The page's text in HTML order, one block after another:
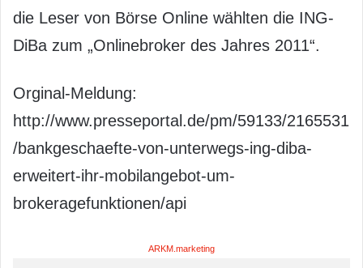
die Leser von Börse Online wählten die ING-
DiBa zum „Onlinebroker des Jahres 2011“.
Orginal-Meldung:
http://www.presseportal.de/pm/59133/2165531
/bankgeschaefte-von-unterwegs-ing-diba-
erweitert-ihr-mobilangebot-um-
brokeragefunktionen/api
ARKM.marketing